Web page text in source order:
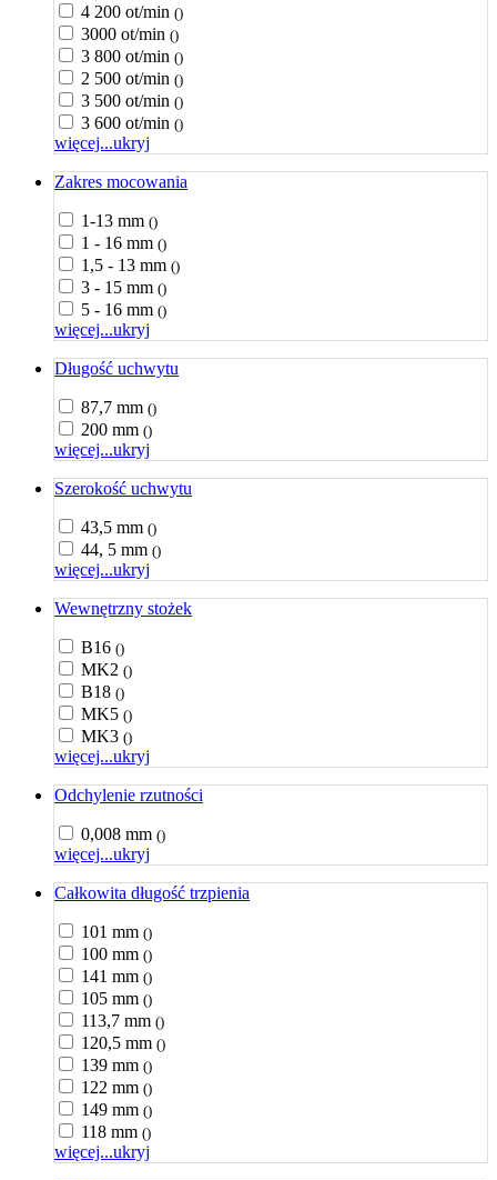
4 200 ot/min ()
3000 ot/min ()
3 800 ot/min ()
2 500 ot/min ()
3 500 ot/min ()
3 600 ot/min ()
więcej...ukryj
Zakres mocowania
1-13 mm ()
1 - 16 mm ()
1,5 - 13 mm ()
3 - 15 mm ()
5 - 16 mm ()
więcej...ukryj
Długość uchwytu
87,7 mm ()
200 mm ()
więcej...ukryj
Szerokość uchwytu
43,5 mm ()
44, 5 mm ()
więcej...ukryj
Wewnętrzny stożek
B16 ()
MK2 ()
B18 ()
MK5 ()
MK3 ()
więcej...ukryj
Odchylenie rzutności
0,008 mm ()
więcej...ukryj
Całkowita długość trzpienia
101 mm ()
100 mm ()
141 mm ()
105 mm ()
113,7 mm ()
120,5 mm ()
139 mm ()
122 mm ()
149 mm ()
118 mm ()
więcej...ukryj